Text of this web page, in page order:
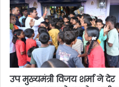
उप मुख्यमंत्री विजय शर्मा ने देर